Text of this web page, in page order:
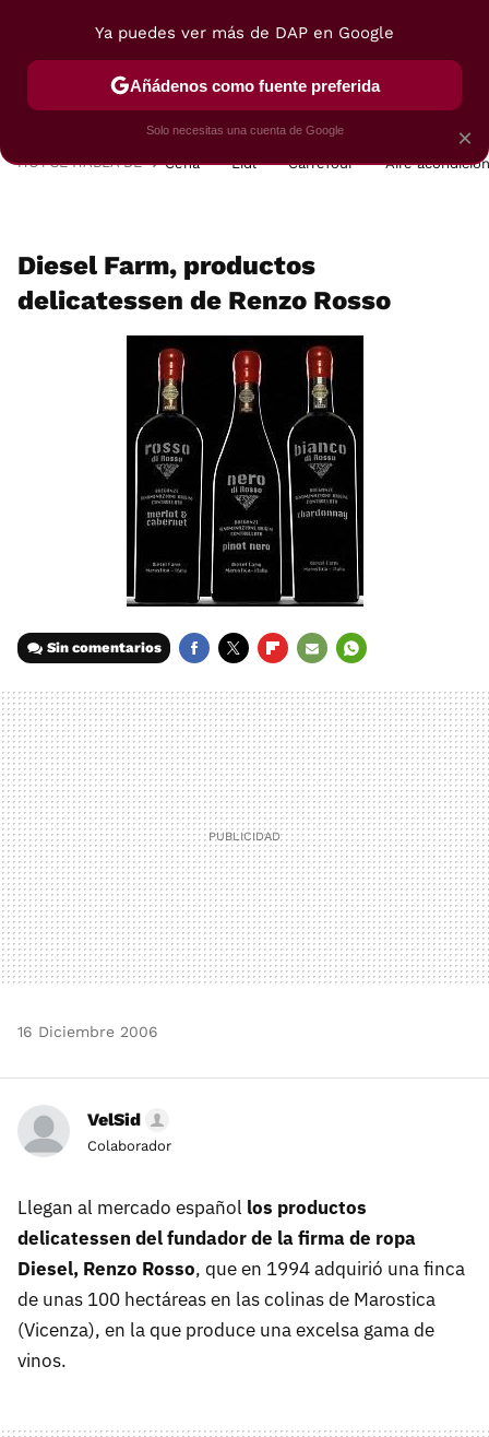
POSTRES VIAJES SELECCIÓN VEGUI
HOY SE HABLA DE Cena Lidl Carrefour Aire
Diesel Farm, productos
delicatessen de Renzo Rosso
Sin comentarios
MAIL
16 Diciembre 2006
VelSid
Colaborador
Llegan al mercado español los productos
delicatessen del fundador de la firma de ropa
Diesel, Renzo Rosso, que en 1994 adquirió una finca
de unas 100 hectáreas en las colinas de Marostica
(Vicenza), en la que produce una excelsa gama de
vinos.
×
Ya puedes ver más de DAP en Google
Añádenos como fuente preferida
Solo necesitas una cuenta de Google